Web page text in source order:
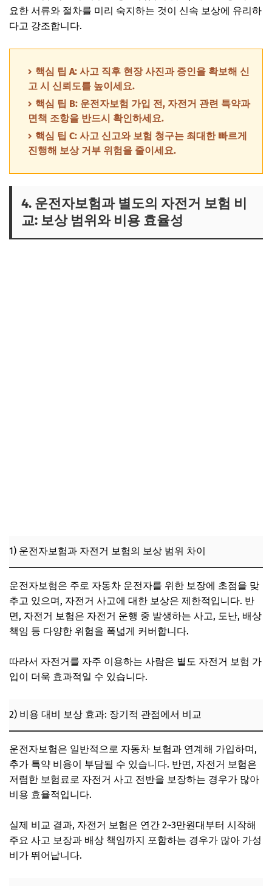
요한 서류와 절차를 미리 숙지하는 것이 신속 보상에 유리하
다고 강조합니다.
핵심 팁 A: 사고 직후 현장 사진과 증인을 확보해 신
고 시 신뢰도를 높이세요.
핵심 팁 B: 운전자보험 가입 전, 자전거 관련 특약과
면책 조항을 반드시 확인하세요.
핵심 팁 C: 사고 신고와 보험 청구는 최대한 빠르게
진행해 보상 거부 위험을 줄이세요.
4. 운전자보험과 별도의 자전거 보험 비
교: 보상 범위와 비용 효율성
1) 운전자보험과 자전거 보험의 보상 범위 차이
운전자보험은 주로 자동차 운전자를 위한 보장에 초점을 맞
추고 있으며, 자전거 사고에 대한 보상은 제한적입니다. 반
면, 자전거 보험은 자전거 운행 중 발생하는 사고, 도난, 배상
책임 등 다양한 위험을 폭넓게 커버합니다.
따라서 자전거를 자주 이용하는 사람은 별도 자전거 보험 가
입이 더욱 효과적일 수 있습니다.
2) 비용 대비 보상 효과: 장기적 관점에서 비교
운전자보험은 일반적으로 자동차 보험과 연계해 가입하며,
추가 특약 비용이 부담될 수 있습니다. 반면, 자전거 보험은
저렴한 보험료로 자전거 사고 전반을 보장하는 경우가 많아
비용 효율적입니다.
실제 비교 결과, 자전거 보험은 연간 2~3만원대부터 시작해
주요 사고 보장과 배상 책임까지 포함하는 경우가 많아 가성
비가 뛰어납니다.